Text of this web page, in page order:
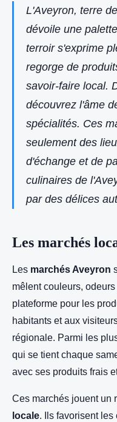
L'Aveyron, terre
dévoile une
terroir s'exprime
regorge de
savoir-faire local.
découvrez l'âme
spécialités. Ces
seulement des
d'échange et de
culinaires de
par des délices
Les marchés
Les marchés Aveyron
mêlent couleurs,
plateforme pour les
habitants et aux
régionale. Parmi les
qui se tient chaque
avec ses produits frais
Ces marchés jouent un
locale. Ils favorisent